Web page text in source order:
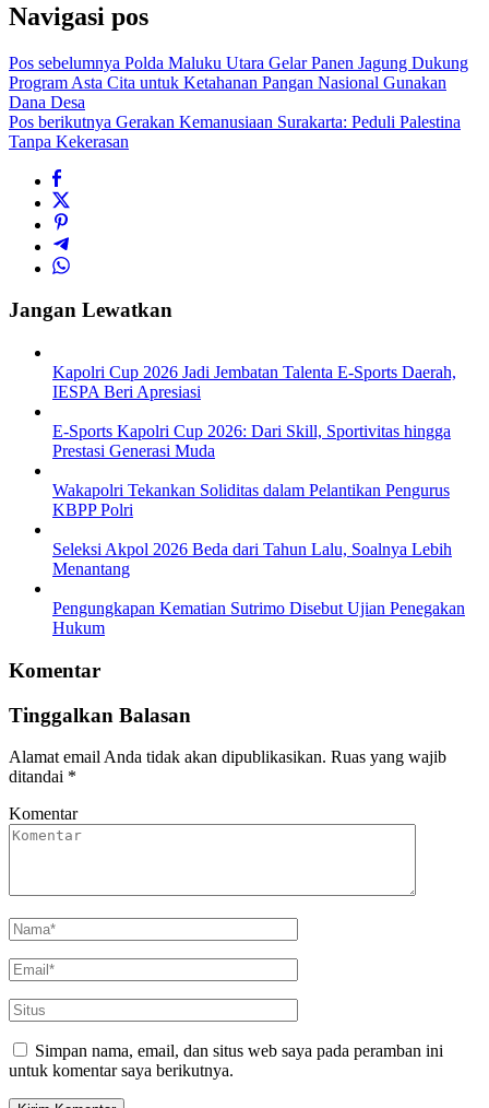
Navigasi pos
Pos sebelumnya Polda Maluku Utara Gelar Panen Jagung Dukung
Program Asta Cita untuk Ketahanan Pangan Nasional Gunakan
Dana Desa
Pos berikutnya Gerakan Kemanusiaan Surakarta: Peduli Palestina
Tanpa Kekerasan
Jangan Lewatkan
Kapolri Cup 2026 Jadi Jembatan Talenta E-Sports Daerah,
IESPA Beri Apresiasi
E-Sports Kapolri Cup 2026: Dari Skill, Sportivitas hingga
Prestasi Generasi Muda
Wakapolri Tekankan Soliditas dalam Pelantikan Pengurus
KBPP Polri
Seleksi Akpol 2026 Beda dari Tahun Lalu, Soalnya Lebih
Menantang
Pengungkapan Kematian Sutrimo Disebut Ujian Penegakan
Hukum
Komentar
Tinggalkan Balasan
Alamat email Anda tidak akan dipublikasikan. Ruas yang wajib
ditandai *
Komentar
Simpan nama, email, dan situs web saya pada peramban ini
untuk komentar saya berikutnya.